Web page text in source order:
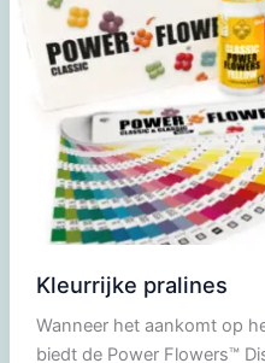
Kleurrijke pralines
Wanneer het aankomt op
biedt de Power Flowers™